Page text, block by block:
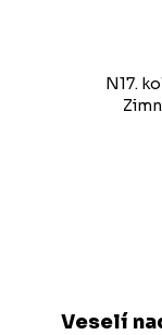
N17.
Veselí